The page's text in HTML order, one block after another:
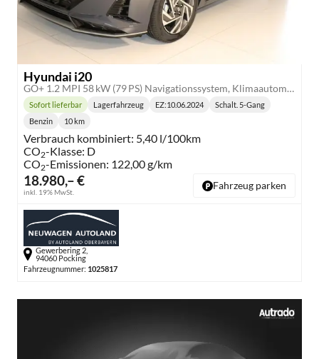
Hyundai i20
GO+ 1.2 MPI 58 kW (79 PS) Navigationssystem, Klimaautomatik, Rückfahrkamera, DAB, Apple CarPlay, Android Auto, Sitzheizung, Lenkradheizung, Spurassistent, Tempolimit-Assistent, 16"-Leichtmetallfelgen, Virtual Cockpit, uvm.
18.980,– €
inkl. 19% MwSt.
Lieferzeit:
Sofort lieferbar Lagerfahrzeug EZ:10.06.2024
Getriebe:
Schalt. 5-Gang
Benzin 10 km
Verbrauch kombiniert: 5,40 l/100km
CO2-Klasse: D
CO2-Emissionen: 122,00 g/km
Fahrzeug parken
Gewerbering 2,
94060 Pocking
Fahrzeugnummer: 1025817